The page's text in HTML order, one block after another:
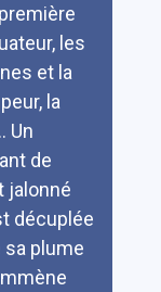
les
et la
la
Un
de
jalonné
décuplée
sa plume